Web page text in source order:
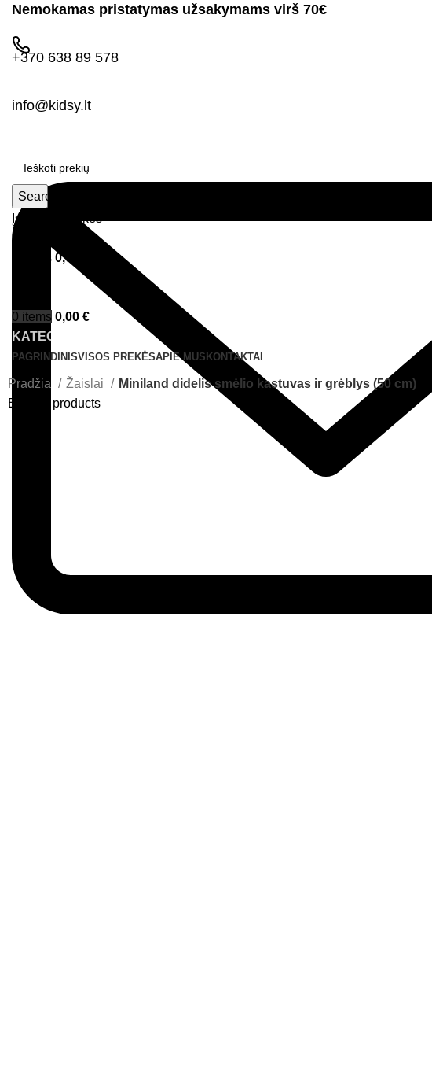
Nemokamas pristatymas užsakymams virš 70€
+370 638 89 578
info@kidsy.lt
Search
Įsimintos prekės
Prisijungimas
items 0,00
0 items 0,00 €
KATEGORIJOS
PAGRINDINISVISOS PREKĖSAPIE MUS KONTAKTAI
Pradžia Žaislai
Miniland didelis smėlio kastuvas ir grėblys (50 cm)
Back to products